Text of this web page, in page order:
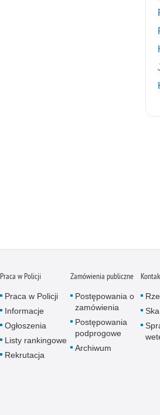
Praca w Policji
Praca w Policji
Informacje
Ogłoszenia
Listy rankingowe
Rekrutacja
Zamówienia publiczne
Postępowania o
zamówienia
Postępowania
podprogowe
Archiwum